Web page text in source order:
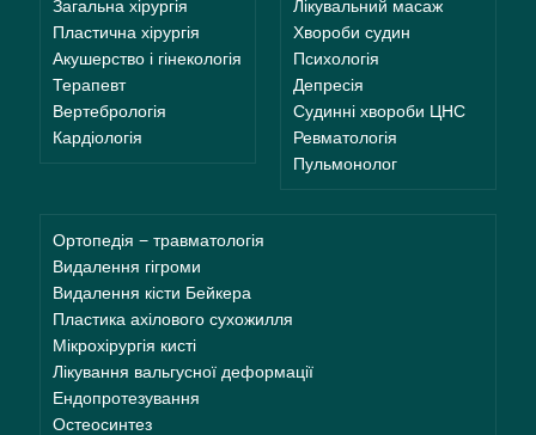
Загальна хірургія
Пластична хірургія
Акушерство і гінекологія
Терапевт
Вертебрологія
Кардіологія
Лікувальний масаж
Хвороби судин
Психологія
Депресія
Судинні хвороби ЦНС
Ревматологія
Пульмонолог
Ортопедія − травматологія
Видалення гігроми
Видалення кісти Бейкера
Пластика ахілового сухожилля
Мікрохірургія кисті
Лікування вальгусної деформації
Ендопротезування
Остеосинтез